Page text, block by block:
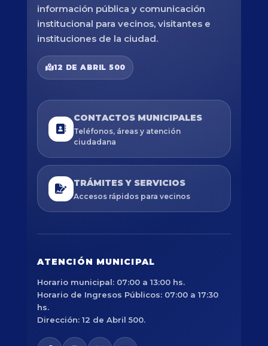
información pública y comunicación
institucional para vecinos, visitantes e
instituciones de la ciudad.
12 DE ABRIL 500
CONTACTOS MUNICIPALES
Teléfonos, áreas y atención
ciudadana
TRÁMITES Y SERVICIOS
Accesos rápidos para vecinos
ATENCIÓN MUNICIPAL
Horario municipal: 07:00 a 13:00 hs.
Horario de Ingresos Públicos: 07:00 a 17:30
hs.
Dirección: 12 de Abril 500.